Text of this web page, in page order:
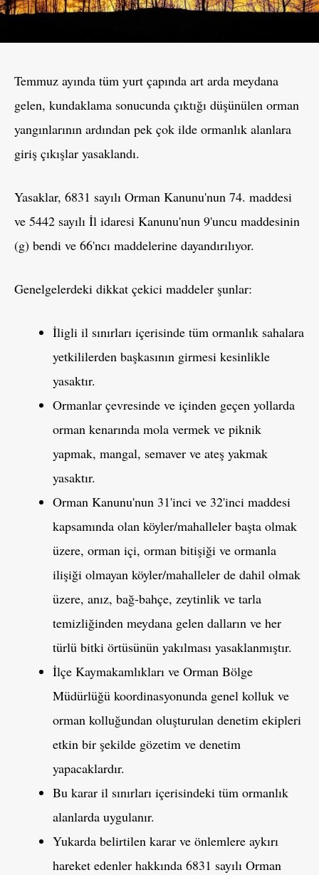
Temmuz ayında tüm yurt çapında art arda meydana
gelen, kundaklama sonucunda çıktığı düşünülen orman
yangınlarının ardından pek çok ilde ormanlık alanlara
giriş çıkışlar yasaklandı.
Yasaklar, 6831 sayılı Orman Kanunu'nun 74. maddesi
ve 5442 sayılı İl idaresi Kanunu'nun 9'uncu maddesinin
(g) bendi ve 66'ncı maddelerine dayandırılıyor.
Genelgelerdeki dikkat çekici maddeler şunlar:
İligli il sınırları içerisinde tüm ormanlık sahalara
yetkililerden başkasının girmesi kesinlikle
yasaktır.
Ormanlar çevresinde ve içinden geçen yollarda
orman kenarında mola vermek ve piknik
yapmak, mangal, semaver ve ateş yakmak
yasaktır.
Orman Kanunu'nun 31'inci ve 32'inci maddesi
kapsamında olan köyler/mahalleler başta olmak
üzere, orman içi, orman bitişiği ve ormanla
ilişiği olmayan köyler/mahalleler de dahil olmak
üzere, anız, bağ-bahçe, zeytinlik ve tarla
temizliğinden meydana gelen dalların ve her
türlü bitki örtüsünün yakılması yasaklanmıştır.
İlçe Kaymakamlıkları ve Orman Bölge
Müdürlüğü koordinasyonunda genel kolluk ve
orman kolluğundan oluşturulan denetim ekipleri
etkin bir şekilde gözetim ve denetim
yapacaklardır.
Bu karar il sınırları içerisindeki tüm ormanlık
alanlarda uygulanır.
Yukarda belirtilen karar ve önlemlere aykırı
hareket edenler hakkında 6831 sayılı Orman